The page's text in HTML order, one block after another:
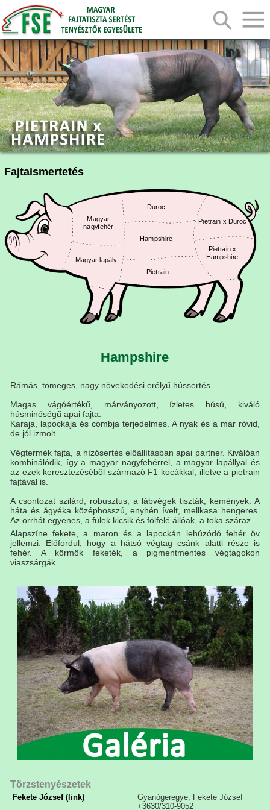
Fajtaismertetés
Magyar
nagyfehér
Magyar lapály
Duroc
Hampshire
Pietrain
Pietrain x Duroc
Pietrain x
Hampshire
Hampshire
Rámás, tömeges, nagy növekedési erélyű hússertés.
Magas vágóértékű, márványozott, ízletes húsú, kiváló
húsminőségű apai fajta.
Karaja, lapockája és combja terjedelmes. A nyak és a mar rövid,
de jól izmolt.
Végtermék fajta, a hízósertés előállításban apai partner. Kiválóan
kombinálódik, így a magyar nagyfehérrel, a magyar lapállyal és
az ezek keresztezéséből származó F1 kocákkal, illetve a pietrain
fajtával is.
A csontozat szilárd, robusztus, a lábvégek tiszták, kemények. A
háta és ágyéka középhosszú, enyhén ívelt, mellkasa hengeres.
Az orrhát egyenes, a fülek kicsik és fölfelé állóak, a toka száraz.
Alapszíne fekete, a maron és a lapockán lehúzódó fehér öv
jellemzi. Előfordul, hogy a hátsó végtag csánk alatti része is
fehér. A körmök feketék, a pigmentmentes végtagokon
viaszsárgák.
Törzstenyészetek
Fekete József (link)
Gyanógeregye, Fekete József
+3630/310-9052